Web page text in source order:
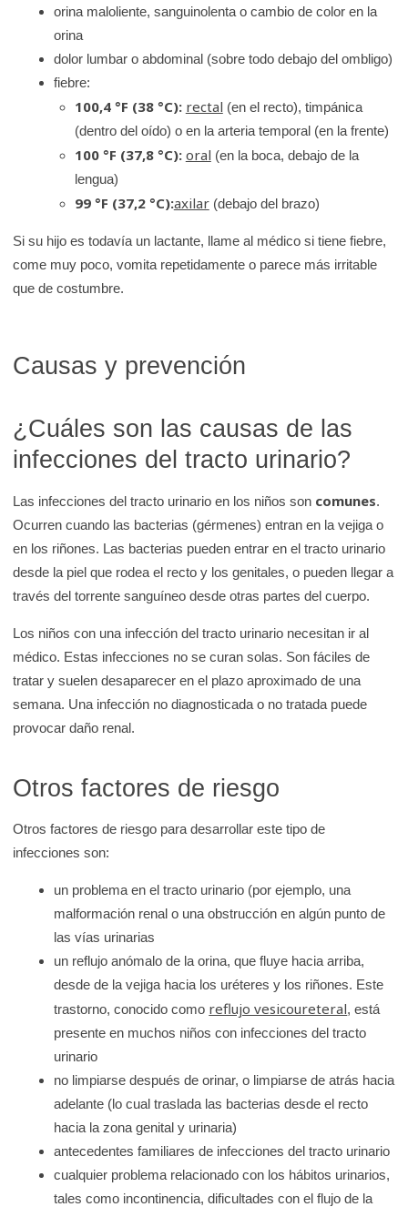
orina maloliente, sanguinolenta o cambio de color en la
orina
dolor lumbar o abdominal (sobre todo debajo del ombligo)
fiebre:
100,4 °F (38 °C): rectal (en el recto), timpánica
(dentro del oído) o en la arteria temporal (en la frente)
100 °F (37,8 °C): oral (en la boca, debajo de la
lengua)
99 °F (37,2 °C):axilar(debajo del brazo)
Si su hijo es todavía un lactante, llame al médico si tiene fiebre,
come muy poco, vomita repetidamente o parece más irritable
que de costumbre.
Causas y prevención
¿Cuáles son las causas de las
infecciones del tracto urinario?
Las infecciones del tracto urinario en los niños son comunes.
Ocurren cuando las bacterias (gérmenes) entran en la vejiga o
en los riñones. Las bacterias pueden entrar en el tracto urinario
desde la piel que rodea el recto y los genitales, o pueden llegar a
través del torrente sanguíneo desde otras partes del cuerpo.
Los niños con una infección del tracto urinario necesitan ir al
médico. Estas infecciones no se curan solas. Son fáciles de
tratar y suelen desaparecer en el plazo aproximado de una
semana. Una infección no diagnosticada o no tratada puede
provocar daño renal.
Otros factores de riesgo
Otros factores de riesgo para desarrollar este tipo de
infecciones son:
un problema en el tracto urinario (por ejemplo, una
malformación renal o una obstrucción en algún punto de
las vías urinarias
un reflujo anómalo de la orina, que fluye hacia arriba,
desde de la vejiga hacia los uréteres y los riñones. Este
trastorno, conocido como reflujo vesicoureteral, está
presente en muchos niños con infecciones del tracto
urinario
no limpiarse después de orinar, o limpiarse de atrás hacia
adelante (lo cual traslada las bacterias desde el recto
hacia la zona genital y urinaria)
antecedentes familiares de infecciones del tracto urinario
cualquier problema relacionado con los hábitos urinarios,
tales como incontinencia, dificultades con el flujo de la